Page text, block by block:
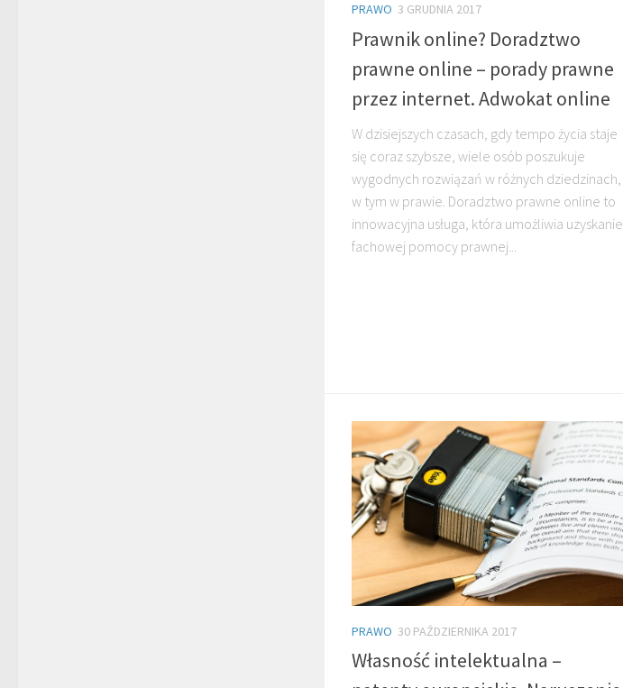
PRAWO 3 GRUDNIA 2017
Prawnik online? Doradztwo
prawne online – porady prawne
przez internet. Adwokat online
W dzisiejszych czasach, gdy tempo życia staje
się coraz szybsze, wiele osób poszukuje
wygodnych rozwiązań w różnych dziedzinach,
w tym w prawie. Doradztwo prawne online to
innowacyjna usługa, która umożliwia uzyskanie
fachowej pomocy prawnej...
PRAWO 30 PAŹDZIERNIKA 2017
Własność intelektualna –